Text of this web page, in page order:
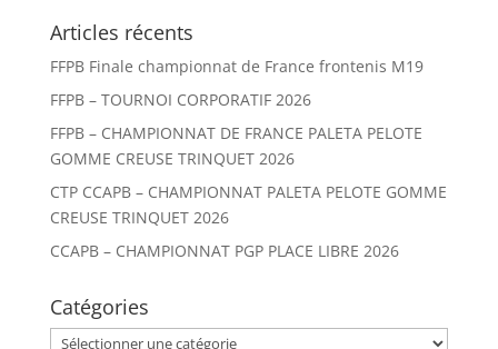
Articles récents
FFPB Finale championnat de France frontenis M19
FFPB – TOURNOI CORPORATIF 2026
FFPB – CHAMPIONNAT DE FRANCE PALETA PELOTE
GOMME CREUSE TRINQUET 2026
CTP CCAPB – CHAMPIONNAT PALETA PELOTE GOMME
CREUSE TRINQUET 2026
CCAPB – CHAMPIONNAT PGP PLACE LIBRE 2026
Catégories
Catégories